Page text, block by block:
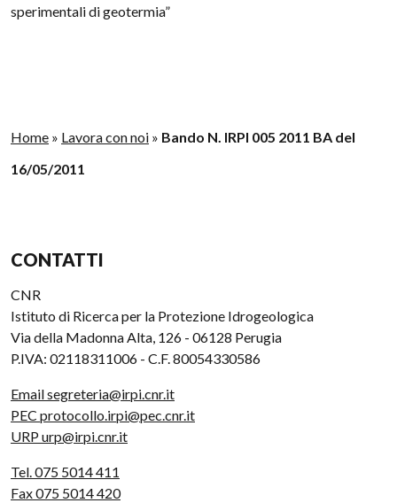
sperimentali di geotermia”
Home » Lavora con noi » Bando N. IRPI 005 2011 BA del
16/05/2011
CONTATTI
CNR
Istituto di Ricerca per la Protezione Idrogeologica
Via della Madonna Alta, 126 - 06128 Perugia
P.IVA: 02118311006 - C.F. 80054330586
Email segreteria@irpi.cnr.it
PEC protocollo.irpi@pec.cnr.it
URP urp@irpi.cnr.it
Tel. 075 5014 411
Fax 075 5014 420